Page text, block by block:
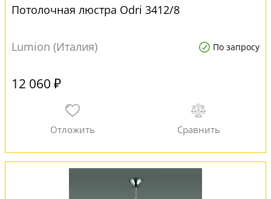
Потолочная люстра Odri 3412/8
Lumion (Италия) По запросу
12 060 ₽